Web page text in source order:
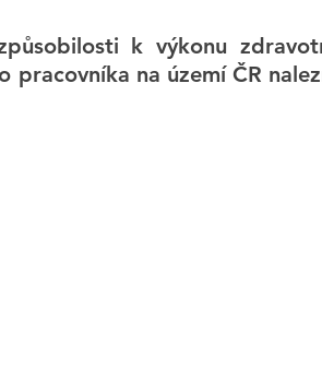
k výkonu
na území ČR